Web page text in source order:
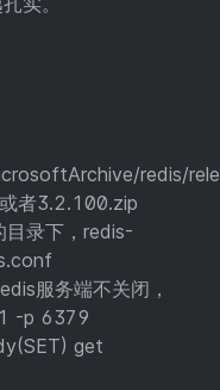
redis/
者3.2.100.zip
录下，redis-
服务端不关闭，
-p 6379
get